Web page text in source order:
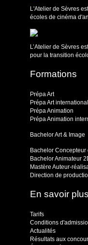
L'Atelier de Sèvres
écoles de cinéma
L’Atelier de Sèvres
pour la transition
Formations
Prépa Art
Prépa Art
Prépa Animation
Prépa Animation
Bachelor Art & Image
Bachelor
Bachelor Animateur
Mastère Auteur-
Direction de
En savoir plus
Tarifs
Conditions
Actualités
Résultats aux